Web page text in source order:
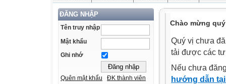
ĐĂNG NHẬP
Tên truy nhập
Mật khẩu
Ghi nhớ
Quên mật khẩu ĐK thành viên
Chào mừng
Quý vị chưa
tải được các
Nếu chưa
hướng dẫn